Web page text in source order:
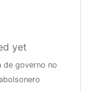
yet
de governo no